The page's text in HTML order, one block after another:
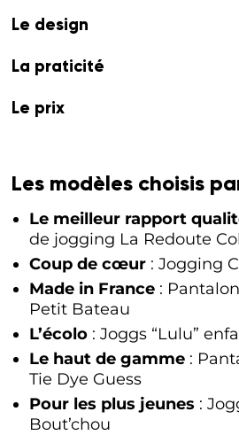
Le design
La praticité
Le prix
Les modèles choisis
Le meilleur rapport
de jogging La Redoute
Coup de cœur : Jogging
Made in France :
Petit Bateau
L’écolo : Joggs “Lulu”
Le haut de gamme :
Tie Dye Guess
Pour les plus jeunes :
Bout’chou